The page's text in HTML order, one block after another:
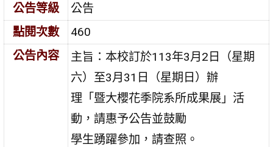
公告等級
公告
點閱次數
460
公告內容
主旨：本校訂於113年3月2日（星期
六）至3月31日（星期日）辦
理「暨大櫻花季院系所成果展」活
動，請惠予公告並鼓勵
學生踴躍參加，請查照。